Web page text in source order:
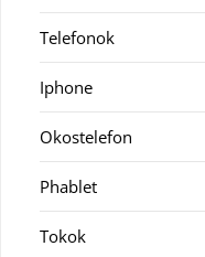
Telefonok
Iphone
Okostelefon
Phablet
Tokok